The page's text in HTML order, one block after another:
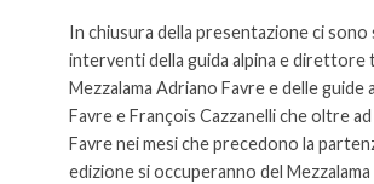
In chiusura della presentazione ci sono
interventi della guida alpina e direttore
Mezzalama Adriano Favre e delle guide
Favre e François Cazzanelli che oltre
Favre nei mesi che precedono la
edizione si occuperanno del Mezzalama